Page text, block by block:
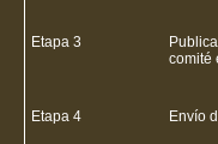
Etapa 3
comité
Etapa 4 Envío